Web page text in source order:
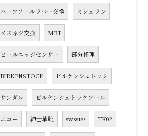
ハーフソールラバー交換 ミシュラン
メスネジ交換 MBT
ヒールエッジセンサー 部分修理
BIRKENSTOCK ビルケンシュトック
サンダル ビルケンシュトックソール
エコー 紳士革靴 swssies TK02